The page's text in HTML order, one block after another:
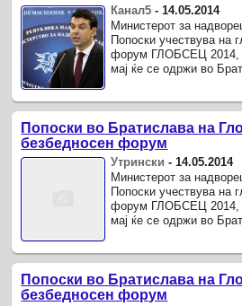
Канал5 - 14.05.2014
Министерот за
Попоски учествува на
форум ГЛОБСЕЦ 2014,
мај ќе се одржи во
Попоски во Братислава на
безбедносен форум
Утрински - 14.05.2014
Министерот за
Попоски учествува на
форум ГЛОБСЕЦ 2014,
мај ќе се одржи во
Попоски во Братислава на
безбедносен форум